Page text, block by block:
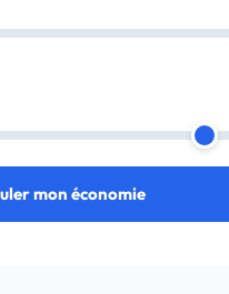
mon économie